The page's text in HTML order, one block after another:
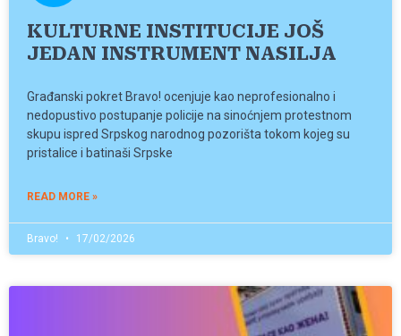
KULTURNE INSTITUCIJE JOŠ
JEDAN INSTRUMENT NASILJA
Građanski pokret Bravo! ocenjuje kao neprofesionalno i
nedopustivo postupanje policije na sinoćnjem protestnom
skupu ispred Srpskog narodnog pozorišta tokom kojeg su
pristalice i batinaši Srpske
READ MORE »
Bravo! 17/02/2026